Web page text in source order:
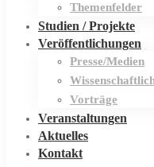
Themenfelder
Studien / Projekte
Veröffentlichungen
Presse/Medien
Vorträge
Veranstaltungen
Aktuelles
Kontakt